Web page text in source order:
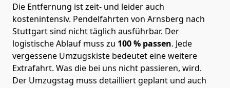
Die Entfernung ist zeit- und leider auch
kostenintensiv. Pendelfahrten von Arnsberg nach
Stuttgart sind nicht täglich ausführbar. Der
logistische Ablauf muss zu 100 % passen. Jede
vergessene Umzugskiste bedeutet eine weitere
Extrafahrt. Was die bei uns nicht passieren, wird.
Der Umzugstag muss detailliert geplant und auch